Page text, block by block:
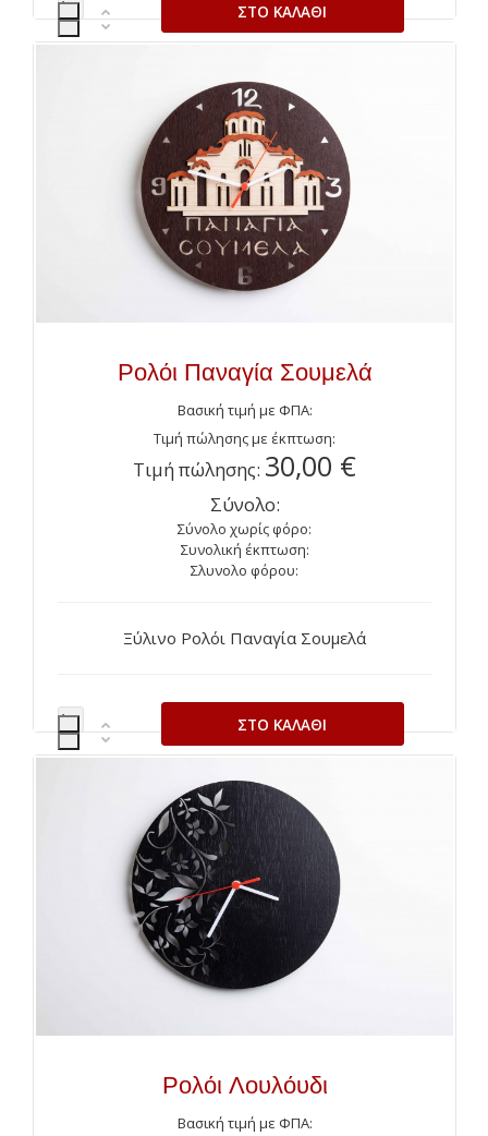
Ρολόι Παναγία Σουμελά
Βασική τιμή με ΦΠΑ:
Τιμή πώλησης με έκπτωση:
Τιμή πώλησης: 30,00 €
Σύνολο:
Σύνολο χωρίς φόρο:
Συνολική έκπτωση:
Σλυνολο φόρου:
Ξύλινο Ρολόι Παναγία Σουμελά
Ρολόι Λουλόυδι
Βασική τιμή με ΦΠΑ: